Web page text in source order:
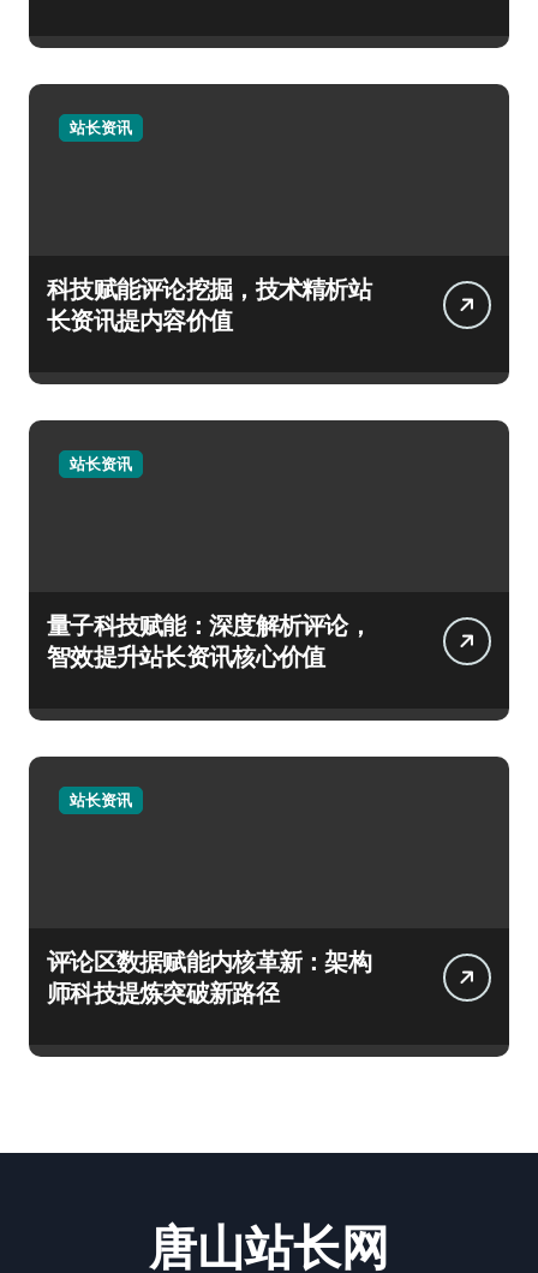
站长资讯
科技赋能评论挖掘，技术精析站
长资讯提内容价值
站长资讯
量子科技赋能：深度解析评论，
智效提升站长资讯核心价值
站长资讯
评论区数据赋能内核革新：架构
师科技提炼突破新路径
唐山站长网